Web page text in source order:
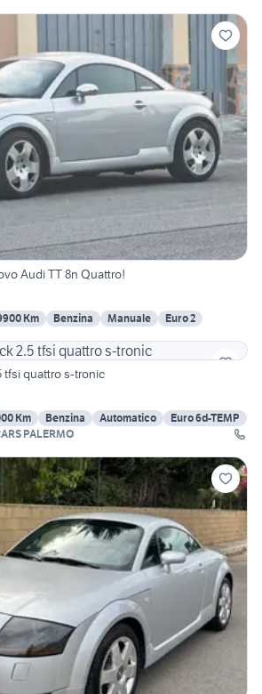
Audi TT 8n Quattro!
Km Benzina Manuale
Euro 2
tfsi quattro s-tronic
Km Benzina Automatico
Euro 6d-TEMP
PALERMO